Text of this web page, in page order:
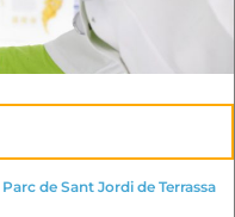
de Sant Jordi de Terrassa